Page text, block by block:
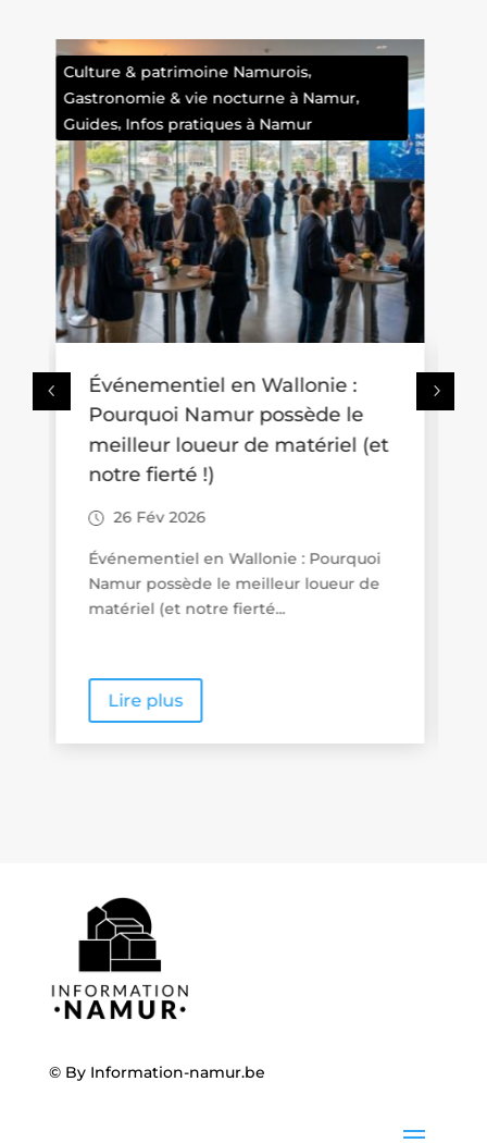
Faits divers namurois
Où se promener avec une
poussette en Wallonie ? Trois
idées de balades accessibles
aux familles
26 Fév 2026
Promenades « poussette friendly » en
Wallonie : quand le tourisme de
proximité se veut vraiment...
Lire plus
© By Information-namur.be